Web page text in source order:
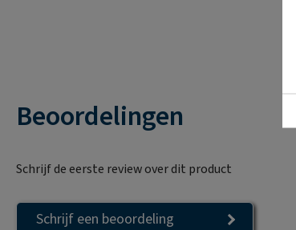
Beoordelingen
Schrijf de eerste review over dit product
Schrijf een beoordeling